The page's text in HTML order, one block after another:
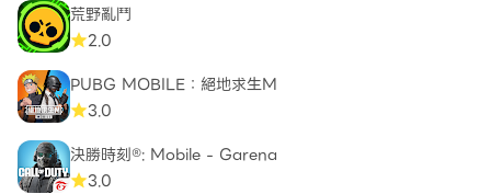
荒野亂鬥
2.0
PUBG MOBILE：絕地求生M
3.0
決勝時刻®: Mobile - Garena
3.0